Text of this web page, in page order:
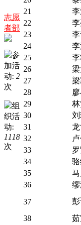
志愿
者部
参
加活
动: 2
次
组
织活
动:
1118
次
21
22
23
24
25
26
27
28
29
30
31
32
33
34
35
36
37
38